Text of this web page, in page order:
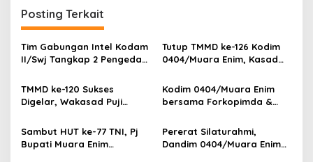
g
a
s
p
o
s
Posting Terkait
Tim Gabungan Intel Kodam
II/Swj Tangkap 2 Pengedar
Tutup TMMD ke-126 Kodim
0404/Muara Enim, Kasad
Bawa Manfaat
Kesejahteraan
TMMD ke-120 Sukses
Digelar, Wakasad Puji
Bupati Muara Enim
Kodim 0404/Muara Enim
bersama Forkopimda &
Award 2023
Sambut HUT ke-77 TNI, Pj
Bupati Muara Enim
Pererat Silaturahmi,
Dandim 0404/Muara Enim